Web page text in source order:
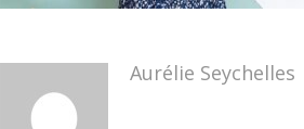
Aurélie Seychelles